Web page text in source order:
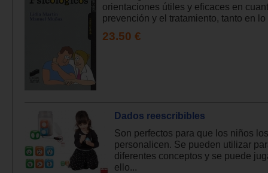
orientaciones útiles y eficaces en
prevención y el tratamiento, tanto en lo
23.50 €
Dados reescribibles
Son perfectos para que los niños los
personalicen. Se pueden utilizar
diferentes conceptos y se puede
ello...